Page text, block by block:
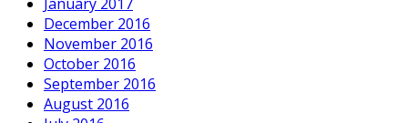
December 2016
November 2016
October 2016
September 2016
August 2016